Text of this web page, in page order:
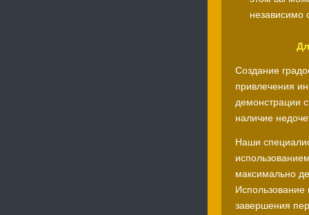
независимо
Создание
привлечения
демонстрации
наличие
Наши
максимально
Использование
завершения